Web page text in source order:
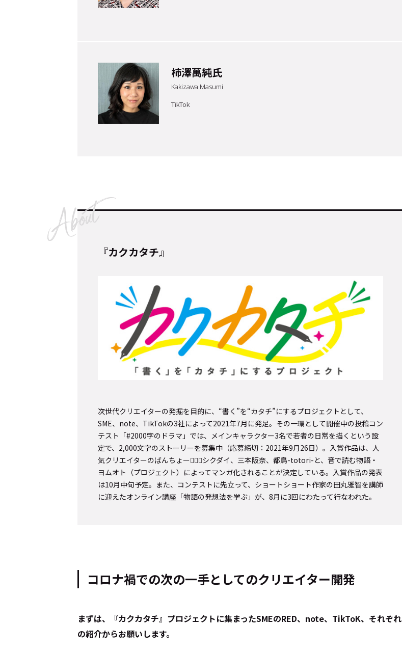
Cocotameとは About
運営会社 プライバシーポリシー 本サイトご利用にあたって
柿澤萬純氏
Kakizawa Masumi
TikTok
『カクカタチ』
次世代クリエイターの発掘を目的に、“書く”を“カタチ”にするプロジェクトとして、
SME、note、TikTokの3社によって2021年7月に発足。その一環として開催中の投稿コン
テスト「#2000字のドラマ」では、メインキャラクター3名で若者の日常を描くという設
定で、2,000文字のストーリーを募集中（応募締切：2021年9月26日）。入賞作品は、人
気クリエイターのばんちょー👨‍✈‍🖤シクダイ、三本阪奈、都鳥-totori-と、音で読む物語・
ヨムオト（プロジェクト）によってマンガ化されることが決定している。入賞作品の発表
は10月中旬予定。また、コンテストに先立って、ショートショート作家の田丸雅智を講師
に迎えたオンライン講座「物語の発想法を学ぶ」が、8月に3回にわたって行なわれた。
コロナ禍での次の一手としてのクリエイター開発
――まずは、『カクカタチ』プロジェクトに集まったSMEのRED、note、TikToK、それぞれ
の紹介からお願いします。